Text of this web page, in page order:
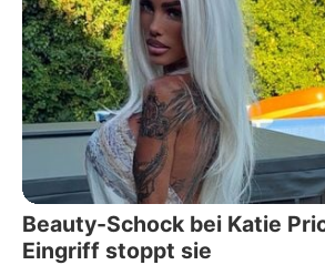
Beauty-Schock bei Katie
Eingriff stoppt sie